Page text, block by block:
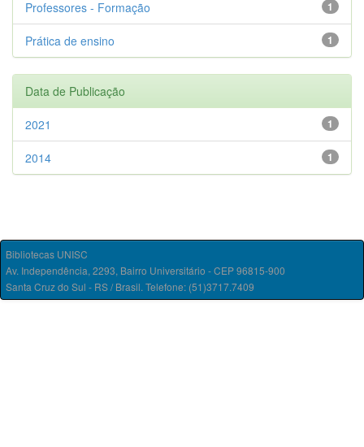
1
Professores - Formação
1
Prática de ensino
Data de Publicação
1
2021
1
2014
Bibliotecas UNISC
Av. Independência, 2293, Bairro Universitário - CEP 96815-900
Santa Cruz do Sul - RS / Brasil. Telefone: (51)3717.7409